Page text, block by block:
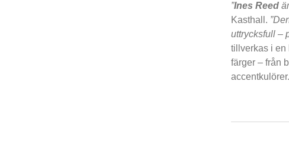
”Ines Reed
Kasthall.
uttrycksfull –
tillverkas i en
färger – från
accentkulörer.